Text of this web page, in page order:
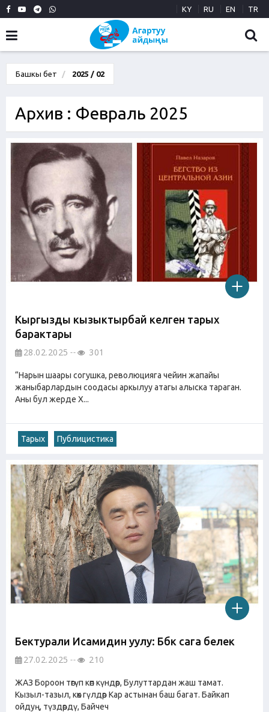
KY RU EN TR
Башкы бет 2025 / 02
Архив : Февраль 2025
Кыргызды кызыктырбай келген тарых
барактары
28.02.2025 301
“Нарын шаары согушка, революцияга чейин жапайы
жаныбарлардын соодасы аркылуу атагы алыска тараган.
Аны бул жерде Х...
Тарых Публицистика
Бектурали Исамидин уулу: Бөбөк сага белек
27.02.2025 210
ЖАЗ Бороон төгүп көп күндөр, Булуттардан жаш тамат.
Кызыл-тазыл, көк гүлдөр Кар астынан баш багат. Байкап
ойдуң, түздөрдү, Байчеч